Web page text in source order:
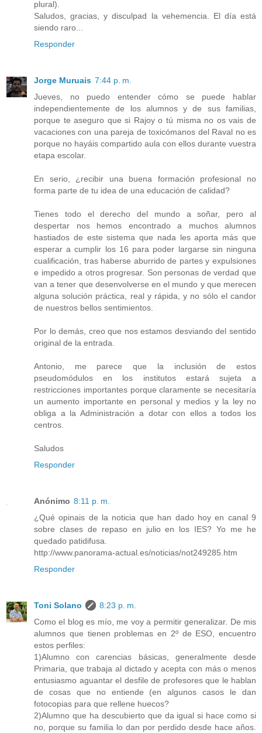
plural).
Saludos, gracias, y disculpad la vehemencia. El día está
siendo raro...
Responder
Jorge Muruais 7:44 p. m.
Jueves, no puedo entender cómo se puede hablar
independientemente de los alumnos y de sus familias,
porque te aseguro que si Rajoy o tú misma no os vais de
vacaciones con una pareja de toxicómanos del Raval no es
porque no hayáis compartido aula con ellos durante vuestra
etapa escolar.
En serio, ¿recibir una buena formación profesional no
forma parte de tu idea de una educación de calidad?
Tienes todo el derecho del mundo a soñar, pero al
despertar nos hemos encontrado a muchos alumnos
hastiados de este sistema que nada les aporta más que
esperar a cumplir los 16 para poder largarse sin ninguna
cualificación, tras haberse aburrido de partes y expulsiones
e impedido a otros progresar. Son personas de verdad que
van a tener que desenvolverse en el mundo y que merecen
alguna solución práctica, real y rápida, y no sólo el candor
de nuestros bellos sentimientos.
Por lo demás, creo que nos estamos desviando del sentido
original de la entrada.
Antonio, me parece que la inclusión de estos
pseudomódulos en los institutos estará sujeta a
restricciones importantes porque claramente se necesitaría
un aumento importante en personal y medios y la ley no
obliga a la Administración a dotar con ellos a todos los
centros.
Saludos
Responder
Anónimo 8:11 p. m.
¿Qué opinais de la noticia que han dado hoy en canal 9
sobre clases de repaso en julio en los IES? Yo me he
quedado patidifusa.
http://www.panorama-actual.es/noticias/not249285.htm
Responder
Toni Solano
8:23 p. m.
Como el blog es mío, me voy a permitir generalizar. De mis
alumnos que tienen problemas en 2º de ESO, encuentro
estos perfiles:
1)Alumno con carencias básicas, generalmente desde
Primaria, que trabaja al dictado y acepta con más o menos
entusiasmo aguantar el desfile de profesores que le hablan
de cosas que no entiende (en algunos casos le dan
fotocopias para que rellene huecos?
2)Alumno que ha descubierto que da igual si hace como si
no, porque su familia lo dan por perdido desde hace años.